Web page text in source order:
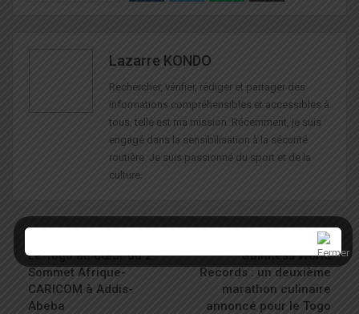
Lazarre KONDO
Rechercher, vérifier, rédiger et partager des
informations compréhensibles et accessibles à
tous, telle est ma mission. Récemment, je suis
engagé dans la sensibilisation à la sécurité
routière. Je suis passionné du sport et de la
culture.
Le Togo au cœur du 2ᵉ
Sommet Afrique-
CARICOM à Addis-
Abeba
Guinness World
Records : un deuxième
marathon culinaire
annoncé pour le Togo